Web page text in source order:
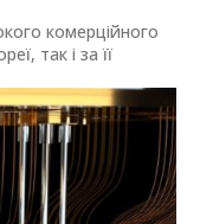
комерційного
так і за її